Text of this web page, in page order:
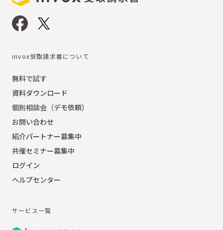
invox受取請求書について
無料で試す
資料ダウンロード
個別相談会（デモ依頼）
お問い合わせ
紹介パートナー募集中
共催セミナー募集中
ログイン
ヘルプセンター
サービス一覧